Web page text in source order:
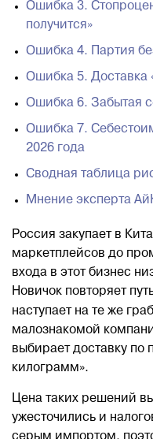
Ошибка 3.
получится»
Ошибка 4. Партия
Ошибка 5. Доставка
Ошибка 6. Забытая
Ошибка 7.
2026 года
Сводная таблица
Мнение эксперта
Россия закупает в
маркетплейсов до
входа в этот бизнес
Новичок повторяет
наступает на те же
малознакомой
выбирает доставку по
килограмм».
Цена таких решений
ужесточились и
серым импортом,